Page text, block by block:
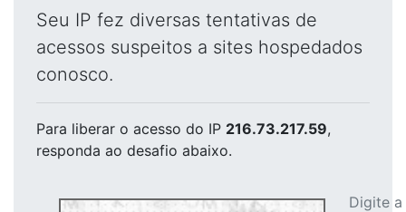
Seu IP fez diversas tentativas de
acessos suspeitos a sites hospedados
conosco.
Para liberar o acesso do IP 216.73.217.59,
responda ao desafio abaixo.
Digite